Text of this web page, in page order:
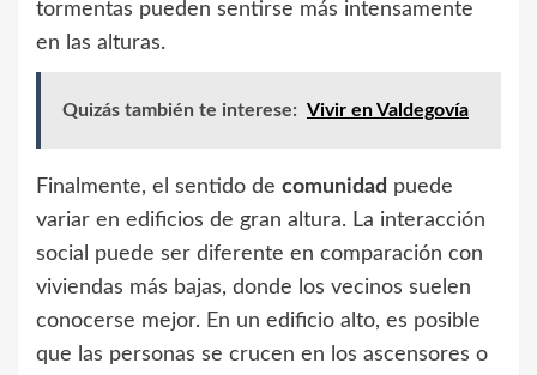
tormentas pueden sentirse más intensamente
en las alturas.
Quizás también te interese: Vivir en Valdegovía
Finalmente, el sentido de comunidad puede
variar en edificios de gran altura. La interacción
social puede ser diferente en comparación con
viviendas más bajas, donde los vecinos suelen
conocerse mejor. En un edificio alto, es posible
que las personas se crucen en los ascensores o